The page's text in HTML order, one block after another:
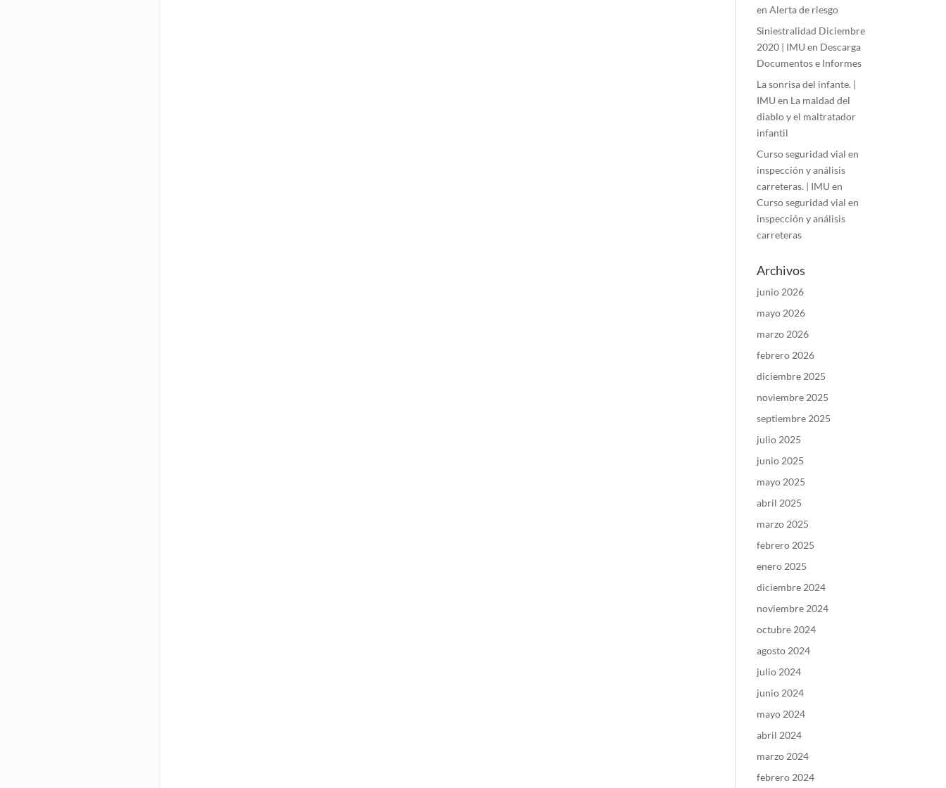
enAlerta de riesgo
Siniestralidad Diciembre
2020 | IMU en Descarga
Documentos e Informes
La sonrisa del infante. |
IMU en La maldad del
diablo y el maltratador
infantil
Curso seguridad vial en
inspección y análisis
carreteras. | IMU en
Curso seguridad vial en
inspección y análisis
carreteras
Archivos
junio 2026
mayo 2026
marzo 2026
febrero 2026
diciembre 2025
noviembre 2025
septiembre 2025
julio 2025
junio 2025
mayo 2025
abril 2025
marzo 2025
febrero 2025
enero 2025
diciembre 2024
noviembre 2024
octubre 2024
agosto 2024
julio 2024
junio 2024
mayo 2024
abril 2024
marzo 2024
febrero 2024